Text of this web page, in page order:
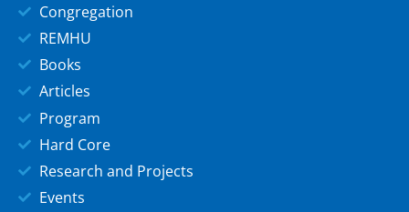
Congregation
REMHU
Books
Articles
Program
Hard Core
Research and Projects
Events